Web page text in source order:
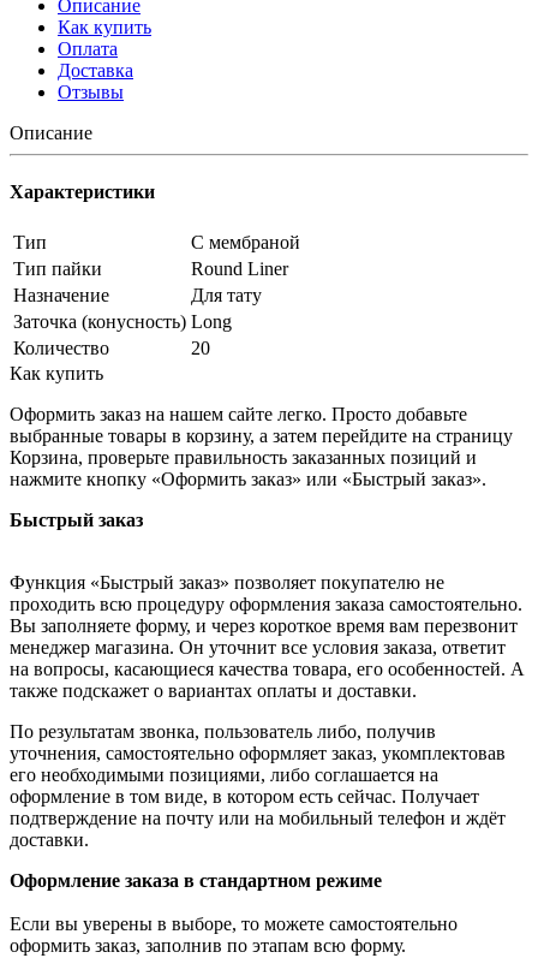
Описание
Как купить
Оплата
Доставка
Отзывы
Описание
Характеристики
Тип
С мембраной
Тип пайки
Round Liner
Назначение
Для тату
Заточка (конусность) Long
Количество
20
Как купить
Оформить заказ на нашем сайте легко. Просто добавьте
выбранные товары в корзину, а затем перейдите на страницу
Корзина, проверьте правильность заказанных позиций и
нажмите кнопку «Оформить заказ» или «Быстрый заказ».
Быстрый заказ
Функция «Быстрый заказ» позволяет покупателю не
проходить всю процедуру оформления заказа самостоятельно.
Вы заполняете форму, и через короткое время вам перезвонит
менеджер магазина. Он уточнит все условия заказа, ответит
на вопросы, касающиеся качества товара, его особенностей. А
также подскажет о вариантах оплаты и доставки.
По результатам звонка, пользователь либо, получив
уточнения, самостоятельно оформляет заказ, укомплектовав
его необходимыми позициями, либо соглашается на
оформление в том виде, в котором есть сейчас. Получает
подтверждение на почту или на мобильный телефон и ждёт
доставки.
Оформление заказа в стандартном режиме
Если вы уверены в выборе, то можете самостоятельно
оформить заказ, заполнив по этапам всю форму.